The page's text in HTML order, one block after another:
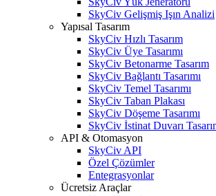
SkyCiv Gelişmiş Işın Analizi
Yapısal Tasarım
SkyCiv Hızlı Tasarım
SkyCiv Üye Tasarımı
SkyCiv Betonarme Tasarım
SkyCiv Bağlantı Tasarımı
SkyCiv Temel Tasarımı
SkyCiv Taban Plakası
SkyCiv Döşeme Tasarımı
SkyCiv İstinat Duvarı
API & Otomasyon
SkyCiv API
Özel Çözümler
Entegrasyonlar
Ücretsiz Araçlar